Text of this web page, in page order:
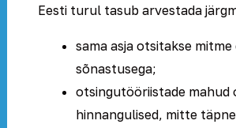
Eesti turul tasub arvestada
sama asja otsitakse mitme
sõnastusega;
otsingutööriistade mahud
hinnangulised, mitte